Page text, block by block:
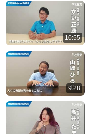
10:55
9:28